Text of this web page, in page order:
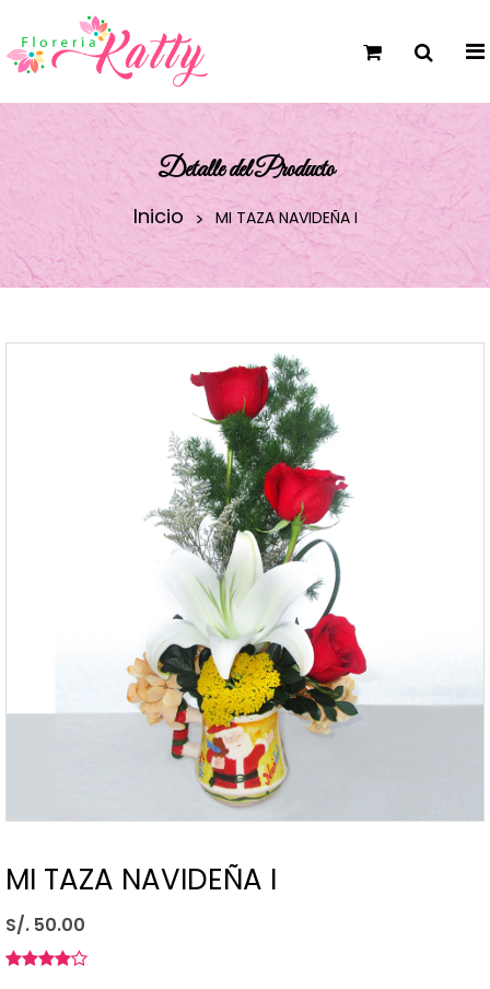
Detalle del Producto
Inicio MI TAZA NAVIDEÑA I
MI TAZA NAVIDEÑA I
S/. 50.00